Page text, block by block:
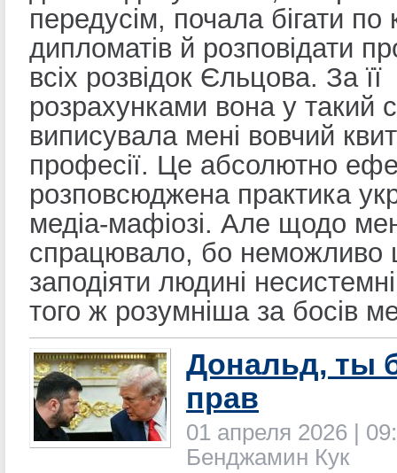
передусім, почала бігати по
дипломатів й розповідати
всіх розвідок Єльцова. За її
розрахунками вона у такий
виписувала мені вовчий
професії. Це абсолютно
розповсюджена практика
медіа-мафіозі. Але щодо
спрацювало, бо неможливо
заподіяти людині
того ж розумніша за босів
Дональд, ты
прав
01 апреля 2026 |
Бенджамин Кук